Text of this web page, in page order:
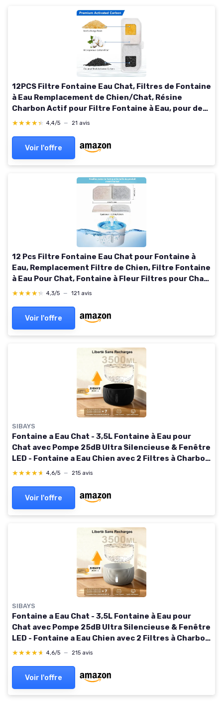
12PCS Filtre Fontaine Eau Chat, Filtres de Fontaine
à Eau Remplacement de Chien/Chat, Résine
Charbon Actif pour Filtre Fontaine à Eau, pour des
Fontaine pour à avec des Détecteurs de
★★★★★
★★★★★ 4,4/5 — 21 avis
Voir l'offre
12 Pcs Filtre Fontaine Eau Chat pour Fontaine à
Eau, Remplacement Filtre de Chien, Filtre Fontaine
à Eau Pour Chat, Fontaine à Fleur Filtres pour Chat
Avec Charbon Actif
★★★★★
★★★★★ 4,3/5 — 121 avis
Voir l'offre
SIBAYS
Fontaine a Eau Chat - 3,5L Fontaine à Eau pour
Chat avec Pompe 25dB Ultra Silencieuse & Fenêtre
LED - Fontaine a Eau Chien avec 2 Filtres à Charbon
Actif, Sans BPA, Filtration Profonde, FS77,BK Noir
★★★★★
★★★★★ 4,6/5 — 215 avis
Voir l'offre
SIBAYS
Fontaine a Eau Chat - 3,5L Fontaine à Eau pour
Chat avec Pompe 25dB Ultra Silencieuse & Fenêtre
LED - Fontaine a Eau Chien avec 2 Filtres à Charbon
Actif, Sans BPA, Filtration Profonde, FS77,GY Gris
★★★★★
★★★★★ 4,6/5 — 215 avis
Voir l'offre